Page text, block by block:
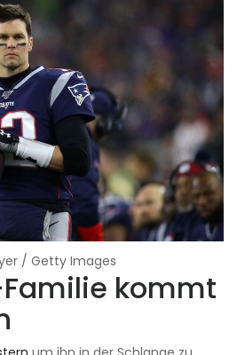
/ Getty Images
kommt